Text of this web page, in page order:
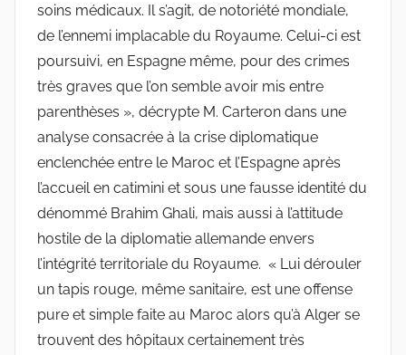
soins médicaux. Il s’agit, de notoriété mondiale,
de l’ennemi implacable du Royaume. Celui-ci est
poursuivi, en Espagne même, pour des crimes
très graves que l’on semble avoir mis entre
parenthèses », décrypte M. Carteron dans une
analyse consacrée à la crise diplomatique
enclenchée entre le Maroc et l’Espagne après
l’accueil en catimini et sous une fausse identité du
dénommé Brahim Ghali, mais aussi à l’attitude
hostile de la diplomatie allemande envers
l’intégrité territoriale du Royaume. « Lui dérouler
un tapis rouge, même sanitaire, est une offense
pure et simple faite au Maroc alors qu’à Alger se
trouvent des hôpitaux certainement très